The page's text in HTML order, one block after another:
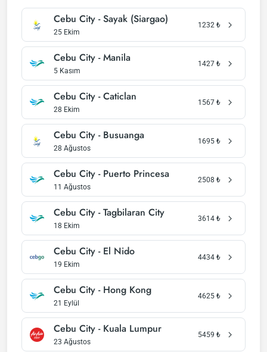
Cebu City - Sayak (Siargao)
25 Ekim
1232 ₺
Cebu City - Manila
5 Kasım
1427 ₺
Cebu City - Caticlan
28 Ekim
1567 ₺
Cebu City - Busuanga
28 Ağustos
1695 ₺
Cebu City - Puerto Princesa
11 Ağustos
2508 ₺
Cebu City - Tagbilaran City
18 Ekim
3614 ₺
Cebu City - El Nido
19 Ekim
4434 ₺
Cebu City - Hong Kong
21 Eylül
4625 ₺
Cebu City - Kuala Lumpur
23 Ağustos
5459 ₺